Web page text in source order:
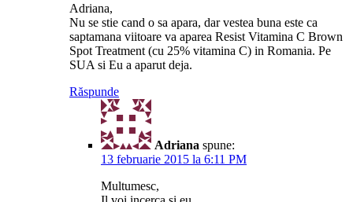
Adriana,
Nu se stie cand o sa apara, dar vestea buna este ca
saptamana viitoare va aparea Resist Vitamina C Brown
Spot Treatment (cu 25% vitamina C) in Romania. Pe
SUA si Eu a aparut deja.
Răspunde
Adriana spune:
13 februarie 2015 la 6:11 PM
Multumesc,